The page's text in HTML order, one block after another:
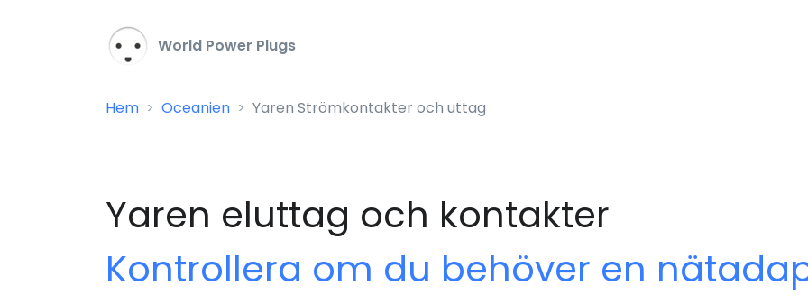
World Power Plugs
Hem Oceanien Yaren Strömkontakter och uttag
Yaren eluttag och kontakter
Kontrollera om du behöver en